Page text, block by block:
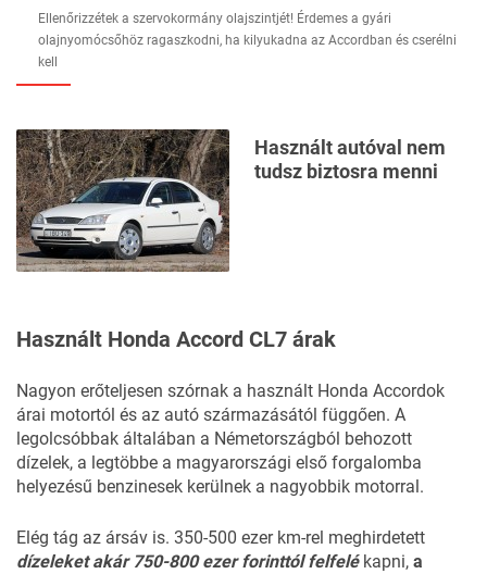
Ellenőrizzétek a szervokormány olajszintjét! Érdemes a gyári
olajnyomócsőhöz ragaszkodni, ha kilyukadna az Accordban és cserélni
kell
Használt autóval nem
tudsz biztosra menni
Használt Honda Accord CL7 árak
Nagyon erőteljesen szórnak a használt Honda Accordok
árai motortól és az autó származásától függően. A
legolcsóbbak általában a Németországból behozott
dízelek, a legtöbbe a magyarországi első forgalomba
helyezésű benzinesek kerülnek a nagyobbik motorral.
Elég tág az ársáv is. 350-500 ezer km-rel meghirdetett
dízeleket akár 750-800 ezer forinttól felfelékapni, a